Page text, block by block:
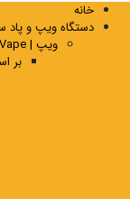
خانه
دستگاه ویپ و پاد
ویپ | Vape
بر